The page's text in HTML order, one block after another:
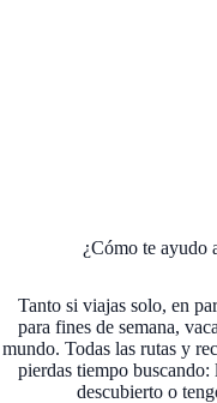
¿Cómo te ayudo
Tanto si viajas solo, en
para fines de semana,
mundo. Todas las rutas y
pierdas tiempo
descubierto o